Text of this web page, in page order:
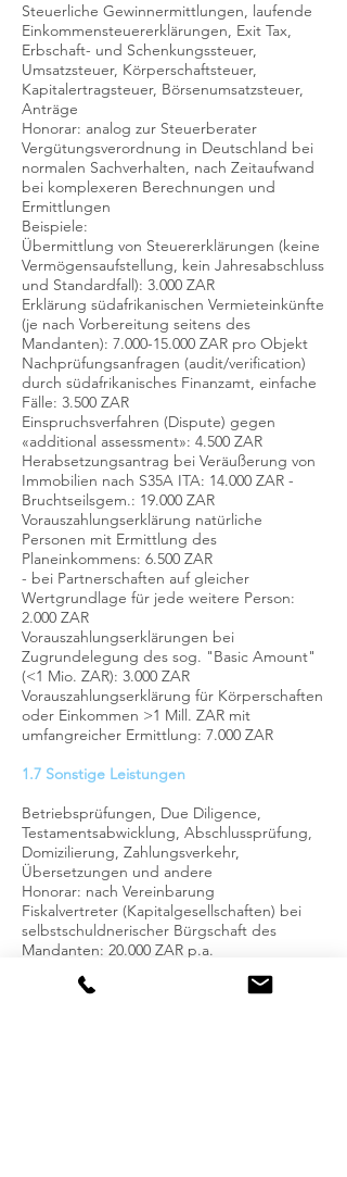
Steuerliche Gewinnermittlungen, laufende
Einkommensteuererklärungen, Exit Tax,
Erbschaft- und Schenkungssteuer,
Umsatzsteuer, Körperschaftsteuer,
Kapitalertragsteuer, Börsenumsatzsteuer,
Anträge
Honorar: analog zur Steuerberater
Vergütungsverordnung in Deutschland bei
normalen Sachverhalten, nach Zeitaufwand
bei komplexeren Berechnungen und
Ermittlungen
Beispiele:
Übermittlung von Steuererklärungen (keine
Vermögensaufstellung, kein Jahresabschluss
und Standardfall): 3.000 ZAR
Erklärung südafrikanischen Vermieteinkünfte
(je nach Vorbereitung seitens des
Mandanten): 7.000-15.000 ZAR pro Objekt
Nachprüfungsanfragen (audit/verification)
durch südafrikanisches Finanzamt, einfache
Fälle: 3.500 ZAR
Einspruchsverfahren (Dispute) gegen
«additional assessment»: 4.500 ZAR
Herabsetzungsantrag bei Veräußerung von
Immobilien nach S35A ITA: 14.000 ZAR -
Bruchtseilsgem.: 19.000 ZAR
Vorauszahlungserklärung natürliche
Personen mit Ermittlung des
Planeinkommens: 6.500 ZAR
- bei Partnerschaften auf gleicher
Wertgrundlage für jede weitere Person:
2.000 ZAR
Vorauszahlungserklärungen bei
Zugrundelegung des sog. "Basic Amount"
(<1 Mio. ZAR): 3.000 ZAR
Vorauszahlungserklärung für Körperschaften
oder Einkommen >1 Mill. ZAR mit
umfangreicher Ermittlung: 7.000 ZAR
1.7 Sonstige Leistungen
Betriebsprüfungen, Due Diligence,
Testamentsabwicklung, Abschlussprüfung,
Domizilierung, Zahlungsverkehr,
Übersetzungen und andere
Honorar: nach Vereinbarung
Fiskalvertreter (Kapitalgesellschaften) bei
selbstschuldnerischer Bürgschaft des
Mandanten: 20.000 ZAR p.a.
1.8 Öffentliche Beglaubigungen und